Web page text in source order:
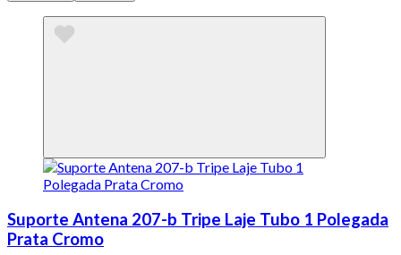
Suporte Antena 207-b Tripe Laje Tubo 1 Polegada
Prata Cromo